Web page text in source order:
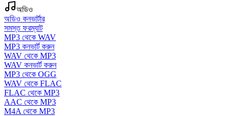
অডিও
অডিও কনভার্টার
সমস্ত ফরম্যাট
MP3 থেকে WAV
MP3 কনভার্ট করুন
WAV থেকে MP3
WAV কনভার্ট করুন
MP3 থেকে OGG
WAV থেকে FLAC
FLAC থেকে MP3
AAC থেকে MP3
M4A থেকে MP3